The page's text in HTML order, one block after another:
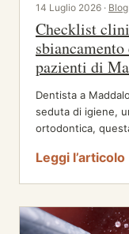
14 Luglio 2026 · Blog
Checklist
pazienti di
Dentista a
seduta di igiene,
ortodontica,
Leggi